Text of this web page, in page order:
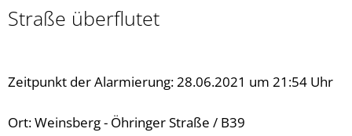
Straße überflutet
Zeitpunkt der Alarmierung: 28.06.2021 um 21:54 Uhr
Ort: Weinsberg - Öhringer Straße / B39